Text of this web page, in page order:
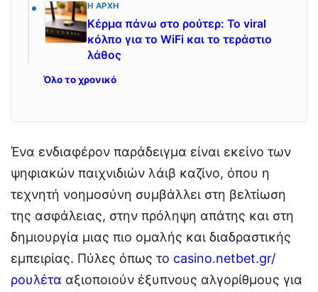
Η ΑΡΧΉ
Κέρμα πάνω στο ρούτερ: Το viral
κόλπο για το WiFi και το τεράστιο
λάθος
Όλο το χρονικό
Ένα ενδιαφέρον παράδειγμα είναι εκείνο των
ψηφιακών παιχνιδιών λάιβ καζίνο, όπου η
τεχνητή νοημοσύνη συμβάλλει στη βελτίωση
της ασφάλειας, στην πρόληψη απάτης και στη
δημιουργία μιας πιο ομαλής και διαδραστικής
εμπειρίας. Πύλες όπως το casino.netbet.gr/
ρουλέτα αξιοποιούν έξυπνους αλγορίθμους για